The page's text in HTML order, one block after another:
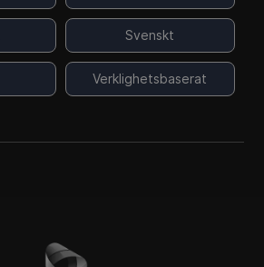
Svenskt
Verklighetsbaserat